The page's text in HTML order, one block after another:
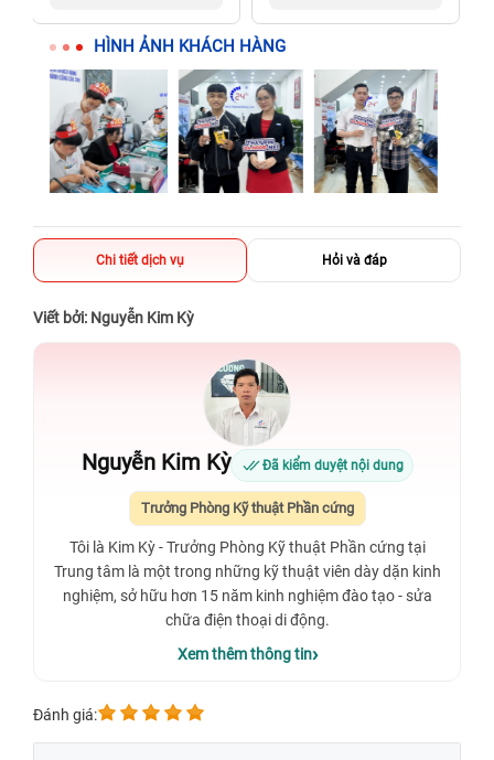
HÌNH ẢNH KHÁCH HÀNG
Chi tiết dịch vụ Hỏi và đáp
Viết bởi: Nguyễn Kim Kỳ
Nguyễn Kim Kỳ Đã kiểm duyệt nội dung
Trưởng Phòng Kỹ thuật Phần cứng
Tôi là Kim Kỳ - Trưởng Phòng Kỹ thuật Phần cứng tại
Trung tâm là một trong những kỹ thuật viên dày dặn kinh
nghiệm, sở hữu hơn 15 năm kinh nghiệm đào tạo - sửa
chữa điện thoại di động.
Xem thêm thông tin
Đánh giá: